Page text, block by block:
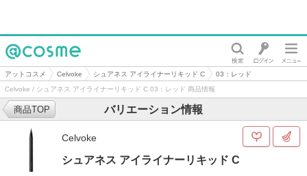
@cosme
アットコスメ Celvoke シュアネス アイライナーリキッド C
03：レッド
Celvoke / シュアネス アイライナーリキッド C 03：レッド 商品情報
バリエーション情報
商品TOP
Celvoke
シュアネス アイライナーリキッド C